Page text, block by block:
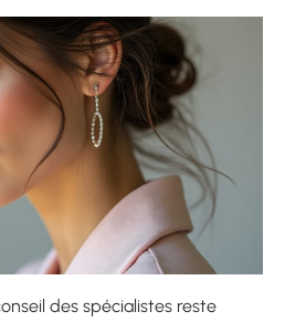
des spécialistes reste